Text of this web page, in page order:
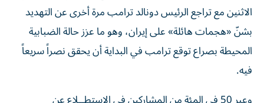
الاثنين مع تراجع الرئيس دونالد ترامب مرة أخرى عن التهديد
بشنّ «هجمات هائلة» على إيران، ​وهو ما عزز حالة الضبابية
المحيطة بصراع توقع ترامب في البداية أن يحقق نصراً سريعاً
فيه.